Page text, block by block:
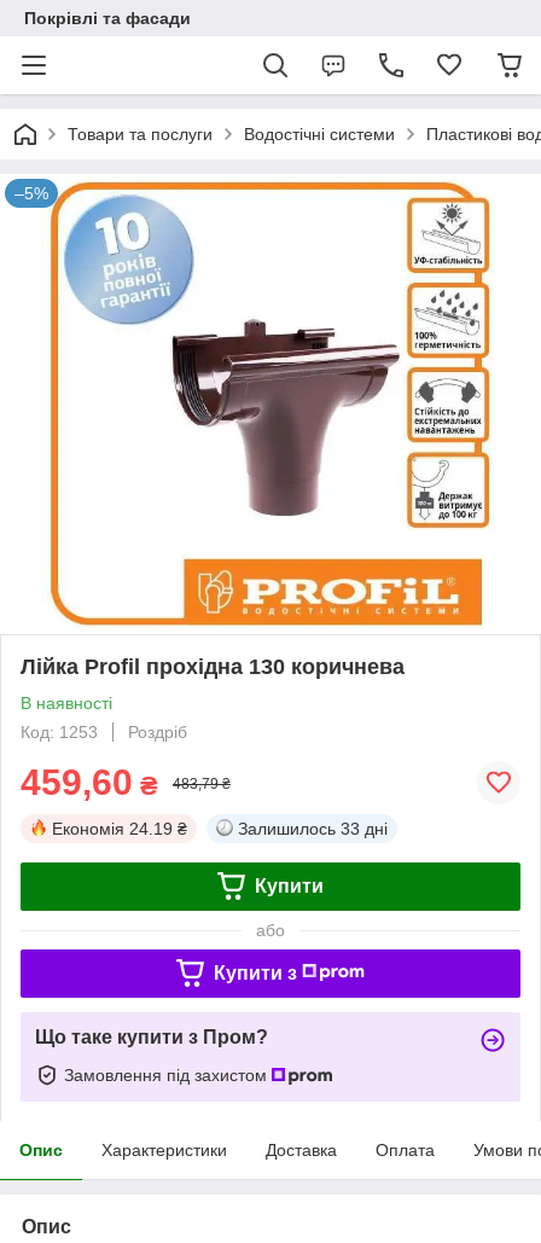
Покрівлі та фасади
Товари та послуги Водостічні системи Пластикові
–5%
Лійка Profil прохідна 130 коричнева
В наявності
Код: 1253
Роздріб
459,60 ₴ 483,79 ₴
Економія 24.19 ₴ Залишилось 33 дні
Купити
або
Купити з
Що таке купити з Пром?
Замовлення під захистом
Опис Характеристики Доставка Оплата Умови
Опис